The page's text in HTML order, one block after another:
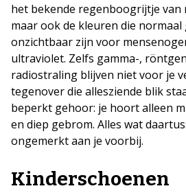
het bekende regenboogrijtje van
maar ook de kleuren die
onzichtbaar zijn voor
ultraviolet. Zelfs gamma-,
radiostraling blijven niet voor je
tegenover die allesziende blik
beperkt gehoor: je hoort alleen
en diep gebrom. Alles wat
ongemerkt aan je voorbij.
Kinderschoenen